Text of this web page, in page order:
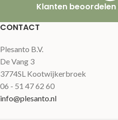
Klanten beoordelen
CONTACT
Plesanto B.V.
De Vang 3
3774SL Kootwijkerbroek
06 - 51 47 62 60
info@plesanto.nl